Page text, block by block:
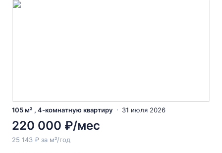
105 м² , 4-комнатную квартиру 31 июля 2026
220 000 ₽/мес
25 143 ₽ за м²/год